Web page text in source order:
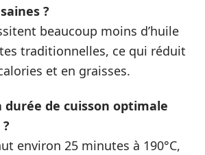
?
beaucoup moins d’huile
traditionnelles, ce qui réduit
et en graisses.
durée de cuisson optimale
environ 25 minutes à 190°C,